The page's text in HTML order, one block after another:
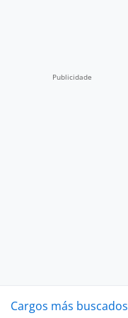
Cargos más buscados